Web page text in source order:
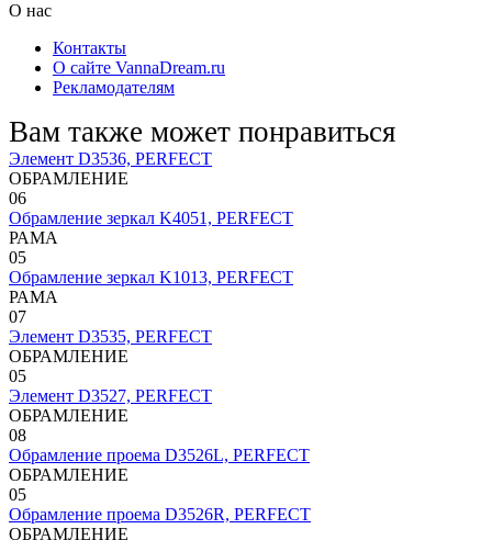
О нас
Контакты
О сайте VannaDream.ru
Рекламодателям
Вам также может понравиться
Элемент D3536, PERFECT
ОБРАМЛЕНИЕ
06
Обрамление зеркал K4051, PERFECT
РАМА
05
Обрамление зеркал K1013, PERFECT
РАМА
07
Элемент D3535, PERFECT
ОБРАМЛЕНИЕ
05
Элемент D3527, PERFECT
ОБРАМЛЕНИЕ
08
Обрамление проема D3526L, PERFECT
ОБРАМЛЕНИЕ
05
Обрамление проема D3526R, PERFECT
ОБРАМЛЕНИЕ